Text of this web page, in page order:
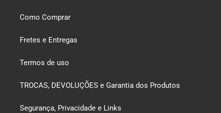
Como Comprar
Fretes e Entregas
Termos de uso
TROCAS, DEVOLUÇÕES e Garantia dos Produtos
Segurança, Privacidade e Links